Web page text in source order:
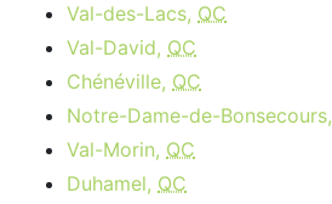
Val-des-Lacs, QC
Val-David, QC
Chénéville, QC
Notre-Dame-de-Bonsecours,
Val-Morin, QC
Duhamel, QC